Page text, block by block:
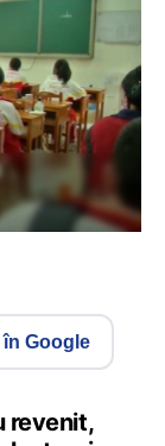
Google
revenit,